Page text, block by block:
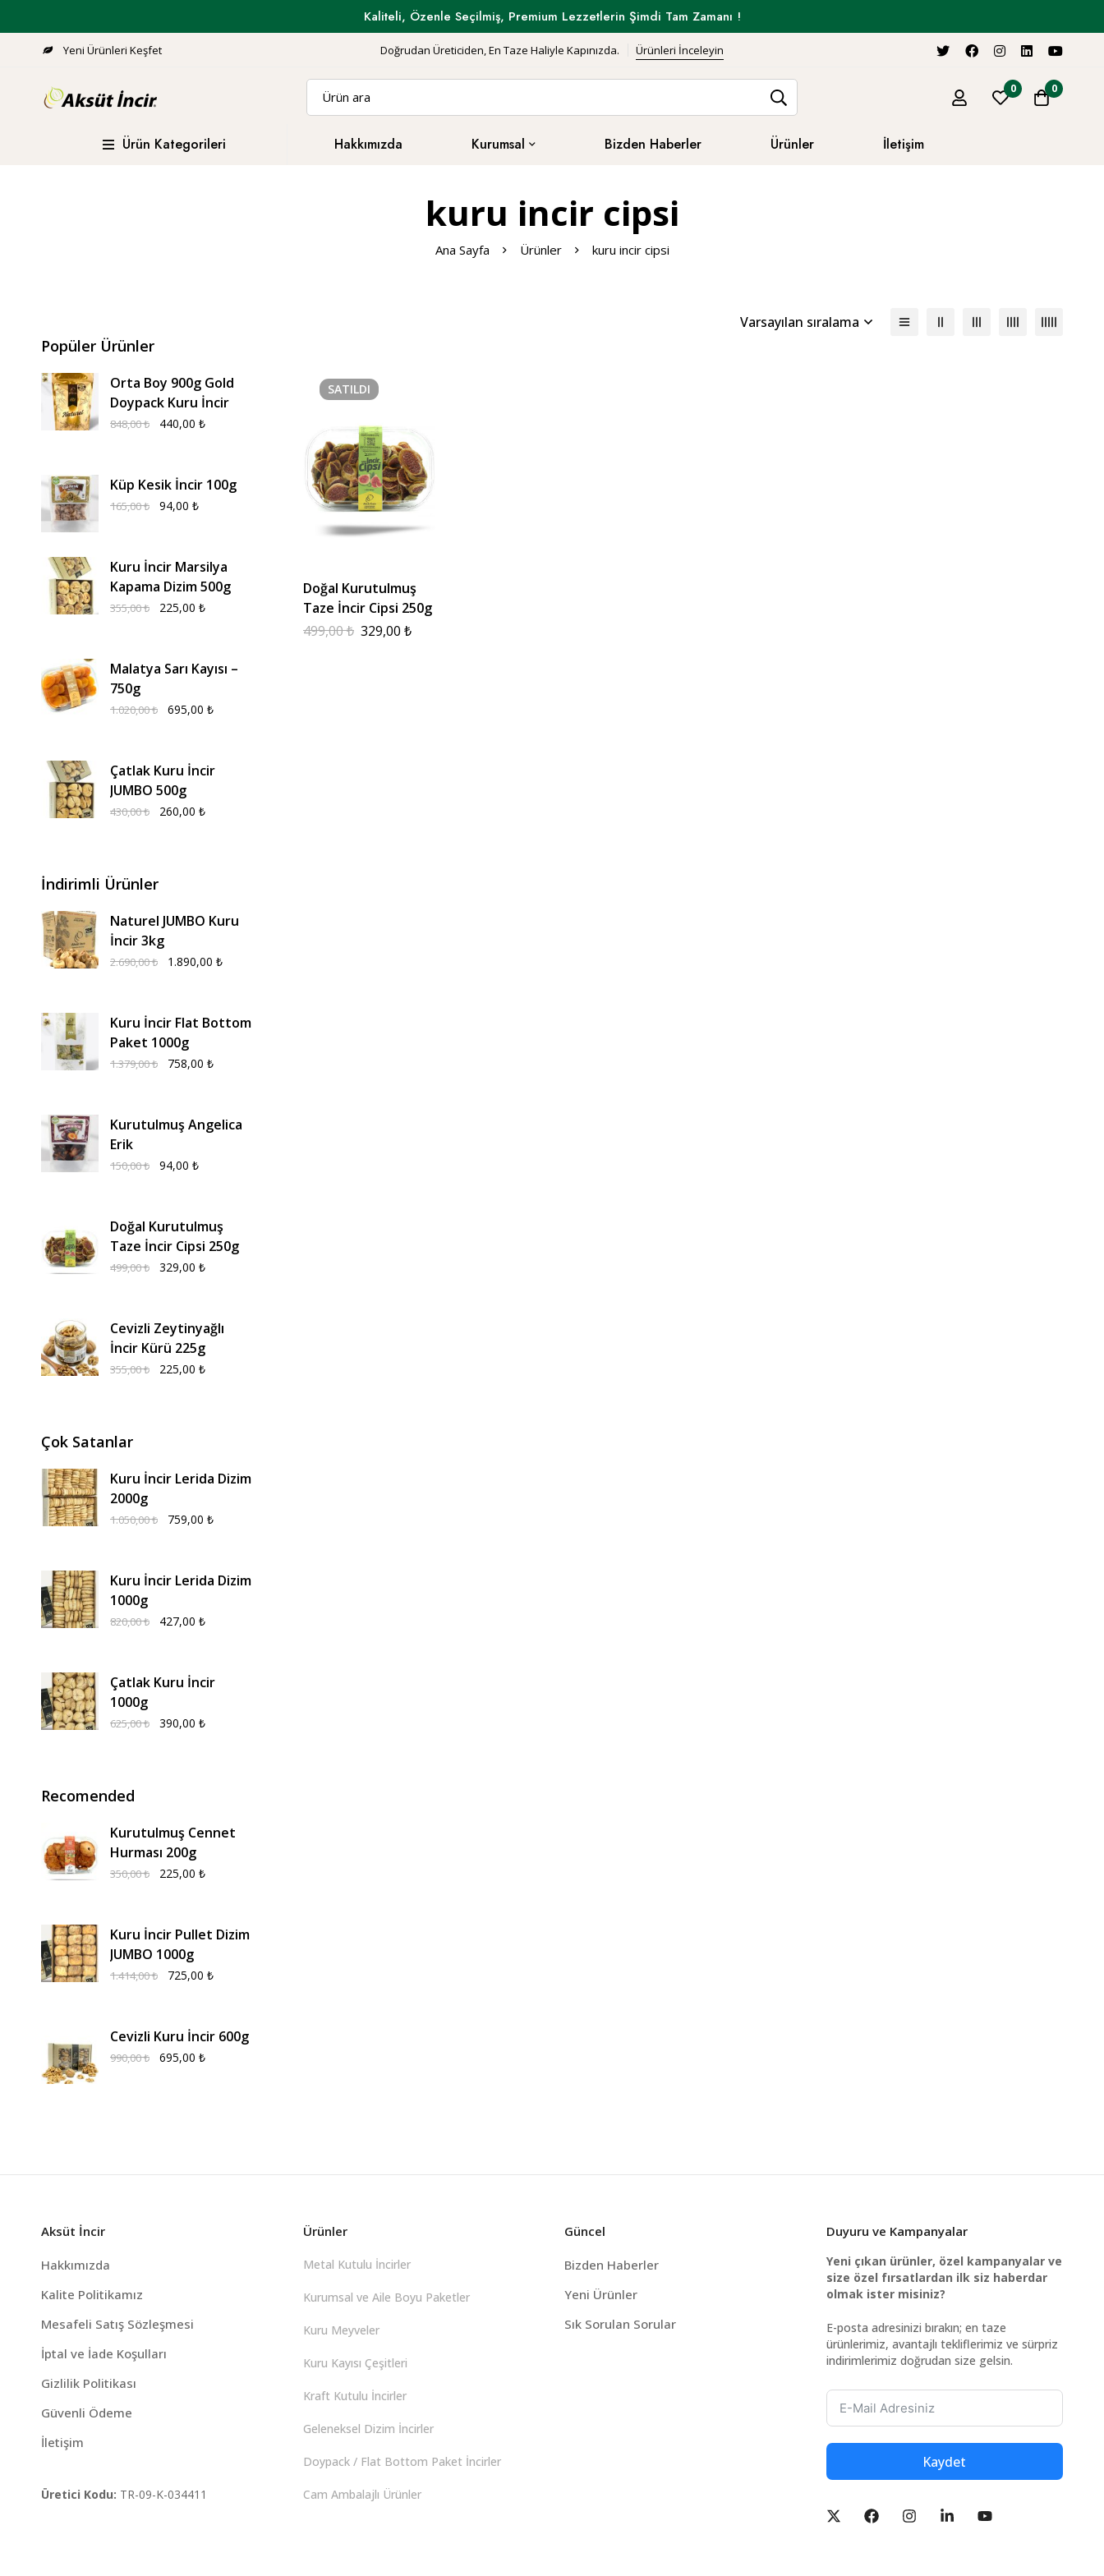
Kaliteli, Özenle Seçilmiş, Premium Lezzetlerin Şimdi Tam Zamanı !
Yeni Ürünleri Keşfet Doğrudan Üreticiden, En Taze Haliyle Kapınızda. Ürünleri İnceleyin
0 0
Ürün Kategorileri Hakkımızda Kurumsal Bizden Haberler Ürünler İletişim
kuru incir cipsi
Ana Sayfa Ürünler kuru incir cipsi
Popüler Ürünler
Orta Boy 900g Gold
Doypack Kuru İncir
848,00₺ 440,00 ₺
Küp Kesik İncir 100g
165,00₺ 94,00 ₺
Kuru İncir Marsilya
Kapama Dizim 500g
355,00₺ 225,00 ₺
Malatya Sarı Kayısı –
750g
1.020,00₺ 695,00 ₺
Çatlak Kuru İncir
JUMBO 500g
430,00₺ 260,00 ₺
İndirimli Ürünler
Naturel JUMBO Kuru
İncir 3kg
2.690,00₺ 1.890,00 ₺
Kuru İncir Flat Bottom
Paket 1000g
1.379,00₺ 758,00 ₺
Kurutulmuş Angelica
Erik
150,00₺ 94,00 ₺
Doğal Kurutulmuş
Taze İncir Cipsi 250g
499,00₺ 329,00 ₺
Cevizli Zeytinyağlı
İncir Kürü 225g
355,00₺ 225,00 ₺
Çok Satanlar
Kuru İncir Lerida Dizim
2000g
1.050,00₺ 759,00 ₺
Kuru İncir Lerida Dizim
1000g
820,00₺ 427,00 ₺
Çatlak Kuru İncir
1000g
625,00₺ 390,00 ₺
Recomended
Kurutulmuş Cennet
Hurması 200g
350,00₺ 225,00 ₺
Kuru İncir Pullet Dizim
JUMBO 1000g
1.414,00₺ 725,00 ₺
Cevizli Kuru İncir 600g
990,00₺ 695,00 ₺
Varsayılan sıralama
SATILDI
Doğal Kurutulmuş
Taze İncir Cipsi 250g
499,00₺ 329,00 ₺
Aksüt İncir
Hakkımızda
Kalite Politikamız
Mesafeli Satış Sözleşmesi
İptal ve İade Koşulları
Gizlilik Politikası
Güvenli Ödeme
İletişim
Üretici Kodu: TR-09-K-034411
Ürünler
Metal Kutulu İncirler
Kurumsal ve Aile Boyu Paketler
Kuru Meyveler
Kuru Kayısı Çeşitleri
Kraft Kutulu İncirler
Geleneksel Dizim İncirler
Doypack / Flat Bottom Paket İncirler
Cam Ambalajlı Ürünler
Güncel
Bizden Haberler
Yeni Ürünler
Sık Sorulan Sorular
Duyuru ve Kampanyalar
Yeni çıkan ürünler, özel kampanyalar ve
size özel fırsatlardan ilk siz haberdar
olmak ister misiniz?
E-posta adresinizi bırakın; en taze
ürünlerimiz, avantajlı tekliflerimiz ve sürpriz
indirimlerimiz doğrudan size gelsin.
Kaydet